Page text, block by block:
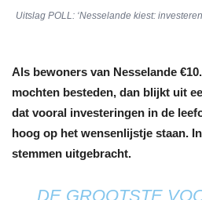
Uitslag POLL: ‘Nesselande kiest:
Als bewoners van Nesselande
mochten besteden, dan blijkt uit
dat vooral investeringen in de
hoog op het wensenlijstje staan.
stemmen uitgebracht.
DE GROOTSTE